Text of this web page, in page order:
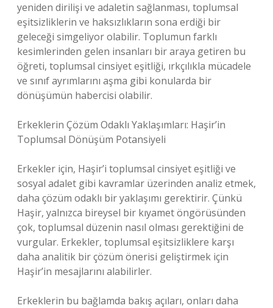
yeniden dirilişi ve adaletin sağlanması, toplumsal
eşitsizliklerin ve haksızlıkların sona erdiği bir
geleceği simgeliyor olabilir. Toplumun farklı
kesimlerinden gelen insanları bir araya getiren bu
öğreti, toplumsal cinsiyet eşitliği, ırkçılıkla mücadele
ve sınıf ayrımlarını aşma gibi konularda bir
dönüşümün habercisi olabilir.
Erkeklerin Çözüm Odaklı Yaklaşımları: Haşir’in
Toplumsal Dönüşüm Potansiyeli
Erkekler için, Haşir’i toplumsal cinsiyet eşitliği ve
sosyal adalet gibi kavramlar üzerinden analiz etmek,
daha çözüm odaklı bir yaklaşımı gerektirir. Çünkü
Haşir, yalnızca bireysel bir kıyamet öngörüsünden
çok, toplumsal düzenin nasıl olması gerektiğini de
vurgular. Erkekler, toplumsal eşitsizliklere karşı
daha analitik bir çözüm önerisi geliştirmek için
Haşir’in mesajlarını alabilirler.
Erkeklerin bu bağlamda bakış açıları, onları daha